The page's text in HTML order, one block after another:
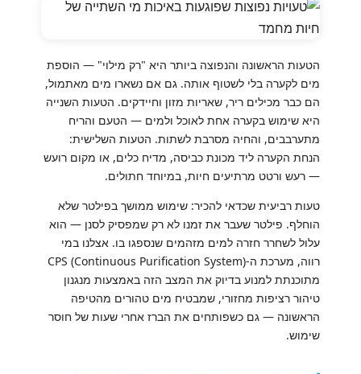
הטעות הראשונה והנפוצה ביותר היא "רק מילוי" — הוספת
מים לקערה בלי לשטוף אותה. גם אם נשארו מים מאתמול,
הם כבר מכילים ריר, שאריות מזון וחיידקים. הטעות השנייה
היא שימוש בקערה אחת לאוכל ולמים — הטעם והריח
מתערבבים, והחיה מסרבת לשתות. הטעות השלישית:
הנחת הקערה ליד מכונת כביסה, מדיח כלים, או מקום רועש
— רעש ורטט מרתיעים חיות, במיוחד חתולים.
טעות רביעית שכדאי להכיר: שימוש ממושך בפילטר שלא
הוחלף. פילטר שעבר את זמנו לא רק שמפסיק לסנן — הוא
עלול לשחרר חזרה למים מזהמים שנספגו בו. אצלנו במי
רווה, מערכת ה-CPS (Continuous Purification System)
מתוכנתת למנוע בדיוק את המצב הזה באמצעות מנגנון
טיהור רציפות מחזורי, שמבטיח מים טהורים מהטיפה
הראשונה — גם כשפותחים את הברז אחרי שעות של חוסר
שימוש.